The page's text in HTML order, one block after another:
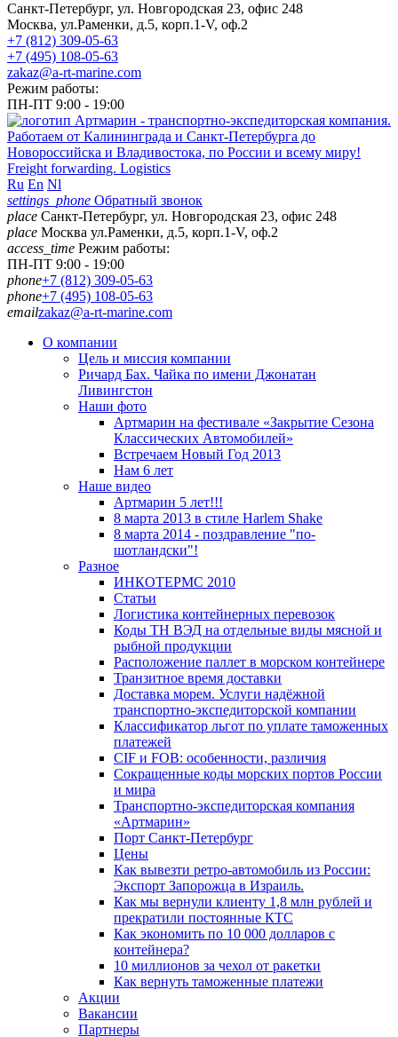
Санкт-Петербург, ул. Новгородская 23, офис 248
Москва, ул.Раменки, д.5, корп.1-V, оф.2
+7 (812) 309-05-63
+7 (495) 108-05-63
zakaz@a-rt-marine.com
Режим работы:
ПН-ПТ 9:00 - 19:00
Freight forwarding. Logistics
Ru En Nl
settings_phone Обратный звонок
place Санкт-Петербург, ул. Новгородская 23, офис 248
place Москва ул.Раменки, д.5, корп.1-V, оф.2
access_time Режим работы:
ПН-ПТ 9:00 - 19:00
phone+7 (812) 309-05-63
phone+7 (495) 108-05-63
emailzakaz@a-rt-marine.com
О компании
Цель и миссия компании
Ричард Бах. Чайка по имени Джонатан
Ливингстон
Наши фото
Артмарин на фестивале «Закрытие Сезона
Классических Автомобилей»
Встречаем Новый Год 2013
Нам 6 лет
Наше видео
Артмарин 5 лет!!!
8 марта 2013 в стиле Harlem Shake
8 марта 2014 - поздравление "по-
шотландски"!
Разное
ИНКОТЕРМС 2010
Статьи
Логистика контейнерных перевозок
Коды ТН ВЭД на отдельные виды мясной и
рыбной продукции
Расположение паллет в морском контейнере
Транзитное время доставки
Доставка морем. Услуги надёжной
транспортно-экспедиторской компании
Классификатор льгот по уплате таможенных
платежей
CIF и FOB: особенности, различия
Сокращенные коды морских портов России
и мира
Транспортно-экспедиторская компания
«Артмарин»
Порт Санкт-Петербург
Цены
Как вывезти ретро-автомобиль из России:
Экспорт Запорожца в Израиль.
Как мы вернули клиенту 1,8 млн рублей и
прекратили постоянные КТС
Как экономить по 10 000 долларов с
контейнера?
10 миллионов за чехол от ракетки
Как вернуть таможенные платежи
Акции
Вакансии
Партнеры